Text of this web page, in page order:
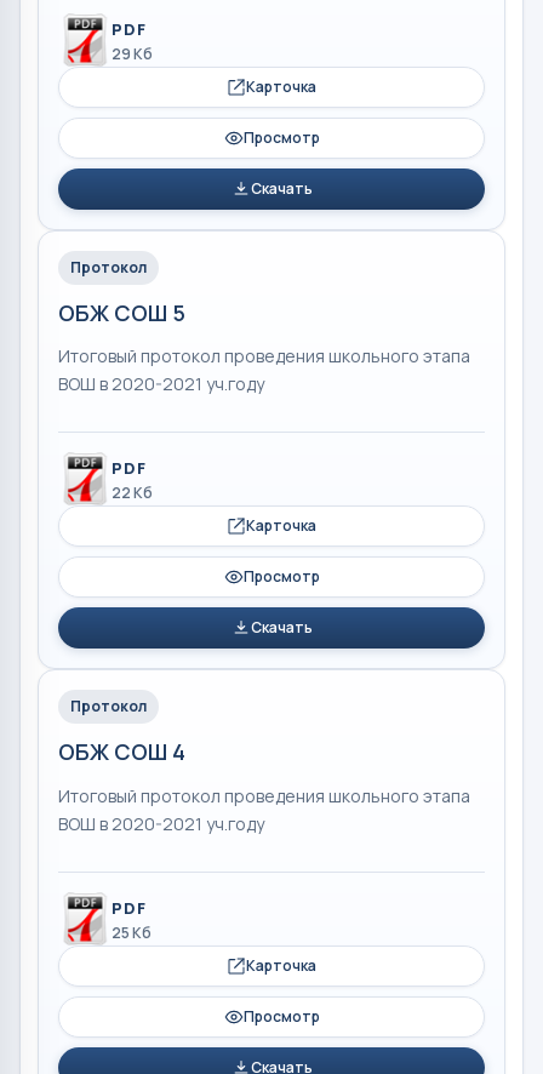
PDF
29 Кб
Карточка
Просмотр
Скачать
Протокол
ОБЖ СОШ 5
Итоговый протокол проведения школьного этапа
ВОШ в 2020-2021 уч.году
PDF
22 Кб
Карточка
Просмотр
Скачать
Протокол
ОБЖ СОШ 4
Итоговый протокол проведения школьного этапа
ВОШ в 2020-2021 уч.году
PDF
25 Кб
Карточка
Просмотр
Скачать